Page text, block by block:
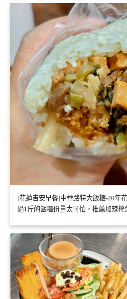
[花蓮吉安早餐]中華路特大飯糰-20年
過1斤的飯糰份量太可怕，推薦加辣榨